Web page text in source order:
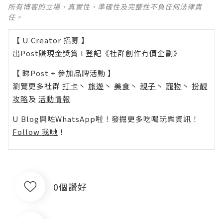
所有博客的立場、真實性、準確性及完整性不負任何法律責
任。
【 U Creator 招募 】
出Post賺現金獎賞 l 登記《社群創作有價企劃》
【 睇Post + 參加品牌活動 】
瀏覽更多社群 打卡 丶 旅遊 丶 美食 丶 親子 丶 寵物 丶 扮靚
攻略及 活動情報
U Blog開咗WhatsApp啦！發掘更多吃喝玩樂資訊！
Follow 我哋 ！
0個讚好